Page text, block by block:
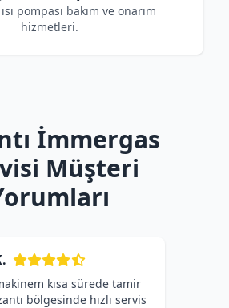
pompası bakım ve onarım
hizmetleri.
İmmergas
Müşteri
kısa sürede tamir
bölgesinde hızlı servis